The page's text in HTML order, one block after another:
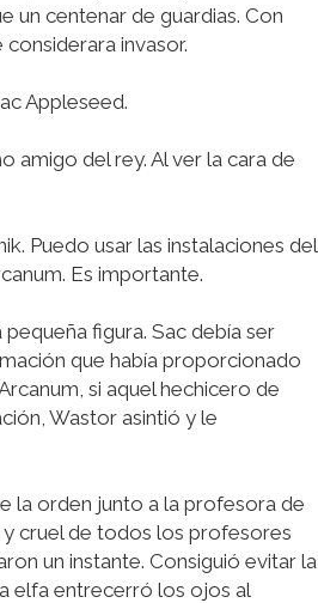
un centenar de guardias. Con
invasor.
Appleseed.
amigo del rey. Al ver la cara de
Puedo usar las instalaciones del
Es importante.
figura. Sac debía ser
que había proporcionado
si aquel hechicero de
Wastor asintió y le
la orden junto a la profesora de
y cruel de todos los profesores
un instante. Consiguió evitar la
elfa entrecerró los ojos al